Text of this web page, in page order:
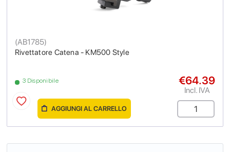
Rivettatore Catena - KM500 Style
(AB1785)
3 Disponibile €64.39
Incl. IVA
AGGIUNGI AL CARRELLO